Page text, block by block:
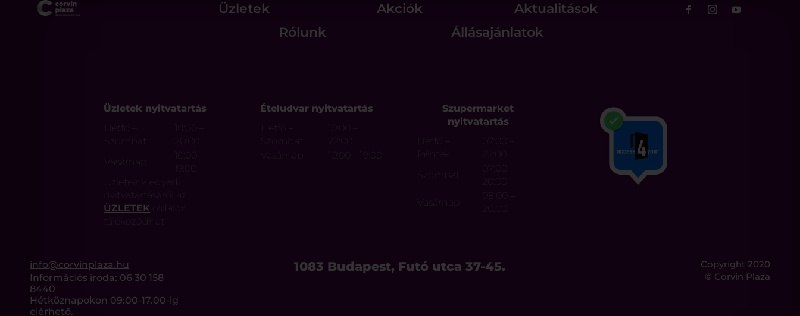
Üzletek Akciók
Aktualitások
Rólunk
Állásajánlatok
Üzletek nyitvatartás
Hétfő –
Szombat
20:00
Vasárnap
Üzleteink egyedi
nyitvatartásáról az
ÜZLETEK oldalon
tájékozódhat.
Ételudvar nyitvatartás
Hétfő –
Szombat
22:00
Vasárnap
Szupermarket
nyitvatartás
Hétfő –
Péntek
22:00
Szombat
20:00
Vasárnap
08:00 –
20:00
info@corvinplaza.hu
Információs iroda: 06 30 158
8440
Hétköznapokon 09:00-17.00-ig
elérhető.
1083 Budapest, Futó utca 37-45.
Copyright 2020
© Corvin Plaza